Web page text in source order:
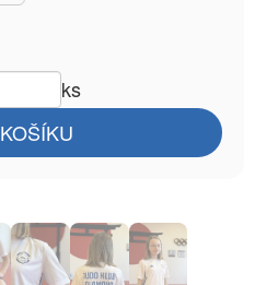
ks
DO KOŠÍKU